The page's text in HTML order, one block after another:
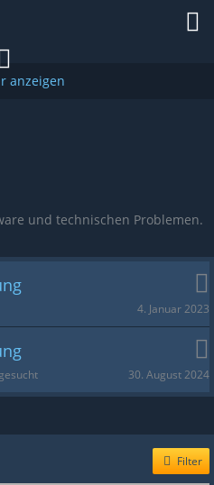
und technischen Problemen.
4. Januar 2023
30. August 2024
Filter